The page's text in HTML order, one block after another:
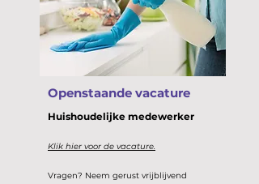
Openstaande vacature
Huishoudelijke medewerker
Klik hier voor de vacature.
Vragen? Neem gerust vrijblijvend